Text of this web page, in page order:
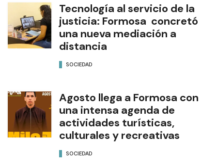
Tecnología al servicio de la
justicia: Formosa concretó
una nueva mediación a
distancia
SOCIEDAD
Agosto llega a Formosa con
una intensa agenda de
actividades turísticas,
culturales y recreativas
SOCIEDAD